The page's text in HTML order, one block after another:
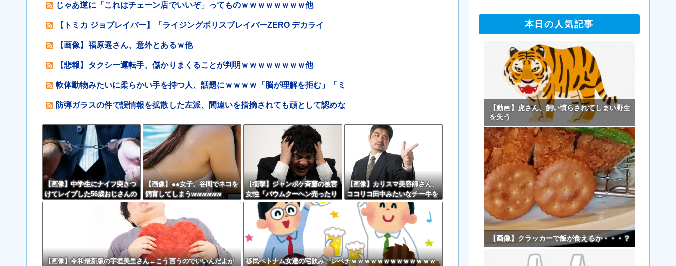
じゃあ逆に「これはチェーン店でいいぞ」ってものｗｗｗｗｗｗｗｗ他
【トミカ ジョブレイバー】「ライジングポリスブレイバーZERO デカライ
【画像】福原遥さん、意外とあるｗ他
【悲報】タクシー運転手、儲かりまくることが判明ｗｗｗｗｗｗｗｗ他
軟体動物みたいに柔らかい手を持つ人、話題にｗｗｗｗ「脳が理解を拒む」「ミ
防弾ガラスの件で誤情報を拡散した左派、間違いを指摘されても頑として認めな
【画像】中学生にナイフ突きつ
けてレイプした56歳おじさんの
ご尊顔wwwwww
【画像】●●女子、谷間でネコを
飼育してしまうwwwwww
【衝撃】ジャンポケ斉藤の被害
女性「バウムクーヘン売ったり
TikTokライブしててムカついた
から示談しなかった」←コレっ
てさ…
【画像】カリスマ美容師さん、
ココリコ田中みたいなチー牛を
大変身させた結果がこちらw w
w w w w w w w w w
【画像】令和最新版の宇垣美里さん←こう言うのでいいんだよが
移民ベトナム女達の宅飲み、レベチｗｗｗｗｗｗｗｗｗｗｗｗｗ
本日の人気記事
【動画】虎さん、飼い慣らされてしまい野生
を失う
【画像】クラッカーで飯が食えるか・・・？